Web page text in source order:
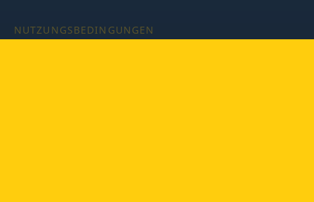
NUTZUNGSBEDINGUNGEN